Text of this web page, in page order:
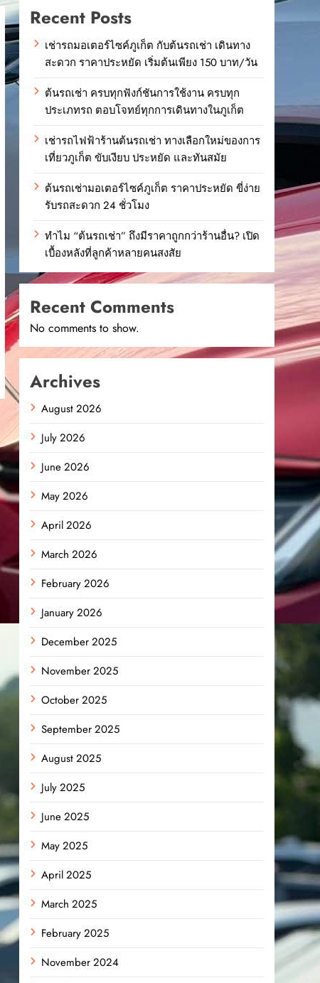
Recent Posts
เช่ารถมอเตอร์ไซค์ภูเก็ต กับต้นรถเช่า เดินทาง
สะดวก ราคาประหยัด เริ่มต้นเพียง 150 บาท/วัน
ต้นรถเช่า ครบทุกฟังก์ชันการใช้งาน ครบทุก
ประเภทรถ ตอบโจทย์ทุกการเดินทางในภูเก็ต
เช่ารถไฟฟ้าร้านต้นรถเช่า ทางเลือกใหม่ของการ
เที่ยวภูเก็ต ขับเงียบ ประหยัด และทันสมัย
ต้นรถเช่ามอเตอร์ไซค์ภูเก็ต ราคาประหยัด ขี่ง่าย
รับรถสะดวก 24 ชั่วโมง
ทำไม “ต้นรถเช่า” ถึงมีราคาถูกกว่าร้านอื่น? เปิด
เบื้องหลังที่ลูกค้าหลายคนสงสัย
Recent Comments
No comments to show.
Archives
August 2026
July 2026
June 2026
May 2026
April 2026
March 2026
February 2026
January 2026
December 2025
November 2025
October 2025
September 2025
August 2025
July 2025
June 2025
May 2025
April 2025
March 2025
February 2025
November 2024